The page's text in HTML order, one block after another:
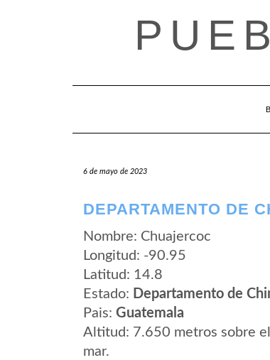
6 de mayo de 2023
DEPARTAMENTO DE
Nombre: Chuajercoc
Longitud: -90.95
Latitud: 14.8
Estado: Departamento de
Pais: Guatemala
Altitud: 7.650 metros sobre el
mar.